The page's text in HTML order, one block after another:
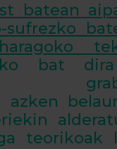
batean
sufrezko
bat
azken
teorikoak